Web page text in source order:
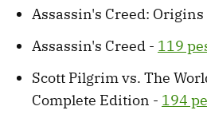
Assassin's Creed: Origins
Assassin's Creed - 119
Scott Pilgrim vs. The
Complete Edition - 194